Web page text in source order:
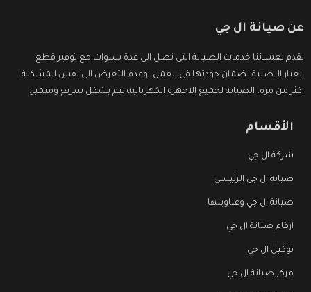
عن صيانة ال جي
نقدم لعملائنا خدمات الصيانة التى تصل الى عدة سنوات مع توفير قطع
الغيار الاصلية لضمان جودتها فى العمل، وعدم التعرض الى نفس المشكلة
اكثر من مرة، الصيانة لجميع الاجهزة الكهربائية تتم بشكل سريع ومتميز.
الأقسام
شركة ال جي
صيانة ال جي الرئيسي
صيانة ال جي وعناوينها
ارقام صيانة ال جي
توكيل ال جي
مركز صيانة ال جي